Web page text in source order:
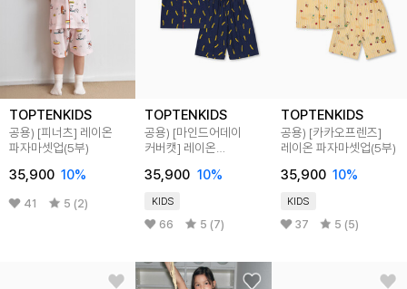
TOPTENKIDS
공용) [피너츠] 레이온
파자마셋업(5부)
35,900 10%
41 5 (2)
TOPTENKIDS
공용) [마인드어데이
커버캣] 레이온
35,900 10%
KIDS
66 5 (7)
TOPTENKIDS
공용) [카카오프렌즈]
레이온 파자마셋업(5부)
35,900 10%
KIDS
37 5 (5)